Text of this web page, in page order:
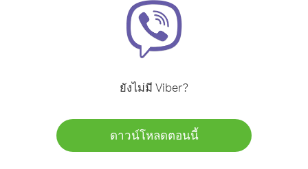
ยังไม่มี Viber?
ดาวน์โหลดตอนนี้